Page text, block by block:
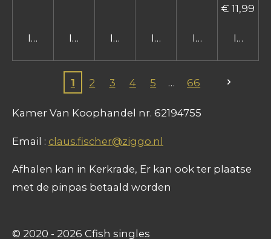
In winkelwagenIn winkelwagenIn winkelwagenIn winkelwagen
In
€ 11,99
In
1 2 3 4 5 66
Kamer Van Koophandel nr. 62194755
Email : claus.fischer@ziggo.nl
Afhalen kan in Kerkrade, Er kan ook ter plaatse
met de pinpas betaald worden
© 2020 - 2026 Cfish singles